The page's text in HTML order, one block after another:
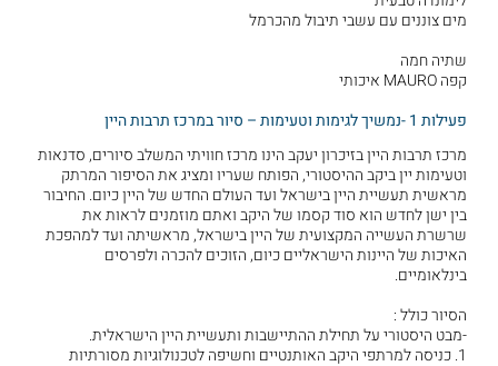
מים צוננים עם עשבי תיבול מהכרמל
שתיה חמה
קפה MAURO איכותי
פעילות 1 -נמשיך לגימות וטעימות – סיור במרכז תרבות היין
מרכז תרבות היין בזיכרון יעקב הינו מרכז חוויתי המשלב סיורים, סדנאות
וטעימות יין ביקב ההיסטורי, הפותח שעריו ומציג את הסיפור המרתק
מראשית תעשיית היין בישראל ועד העולם החדש של היין כיום. החיבור
בין ישן לחדש הוא סוד קסמו של היקב ואתם מוזמנים לראות את
שרשרת העשייה המקצועית של היין בישראל, מראשיתה ועד למהפכת
האיכות של היינות הישראליים כיום, הזוכים להכרה ולפרסים
בינלאומיים.
הסיור כולל :
-מבט היסטורי על תחילת ההתיישבות ותעשיית היין הישראלית.
1. כניסה למרתפי היקב האותנטיים וחשיפה לטכנולוגיות מסורתיות